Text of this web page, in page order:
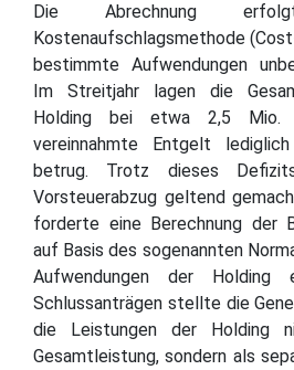
Die Abrechnung
Kostenaufschlagsmethode
bestimmte Aufwendungen
Im Streitjahr lagen die
Holding bei etwa 2,5 Mio.
vereinnahmte Entgelt
betrug. Trotz dieses
Vorsteuerabzug geltend
forderte eine Berechnung der
auf Basis des sogenannten
Aufwendungen der Holding
Schlussanträgen stellte die
die Leistungen der Holding
Gesamtleistung, sondern als